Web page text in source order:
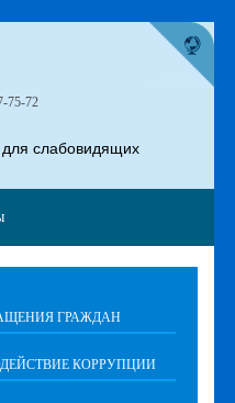
ГРАЖДАН
КОРРУПЦИИ
75-72
слабовидящих